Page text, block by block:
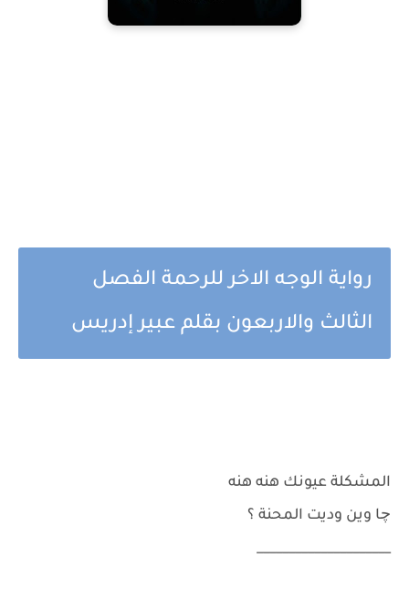
رواية الوجه الاخر للرحمة الفصل
الثالث والاربعون بقلم عبير إدريس
المشكلة عيونك هنه هنه
چا وين وديت المحنة ؟
_____________________